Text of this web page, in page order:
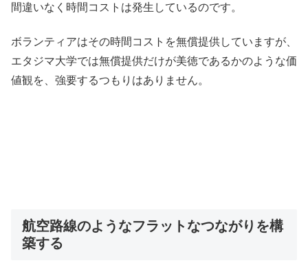
間違いなく時間コストは発生しているのです。
ボランティアはその時間コストを無償提供していますが、
エタジマ大学では無償提供だけが美徳であるかのような価
値観を、強要するつもりはありません。
航空路線のようなフラットなつながりを構
築する